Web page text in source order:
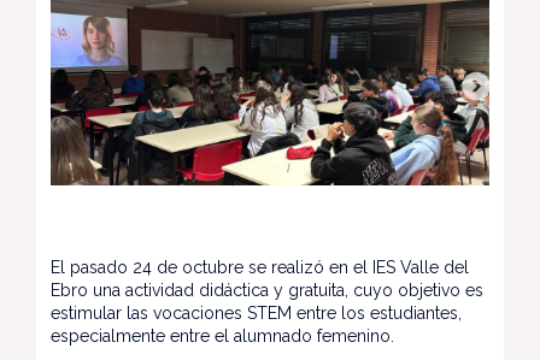
El pasado 24 de octubre se realizó en el IES Valle del
Ebro una actividad didáctica y gratuita, cuyo objetivo es
estimular las vocaciones STEM entre los estudiantes,
especialmente entre el alumnado femenino.